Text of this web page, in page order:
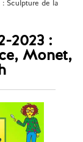
Sculpture de la
2023 :
Monet,